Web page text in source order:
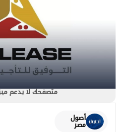
متصفحك لا يدعم
أصول
مصر